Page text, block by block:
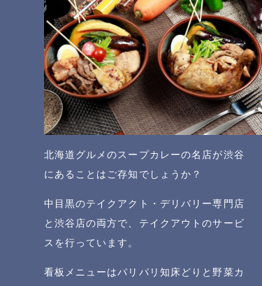
北海道グルメのスープカレーの名店が渋谷
にあることはご存知でしょうか？
中目黒のテイクアクト・デリバリー専門店
と渋谷店の両方で、テイクアウトのサービ
スを行っています。
看板メニューはパリパリ知床どりと野菜カ